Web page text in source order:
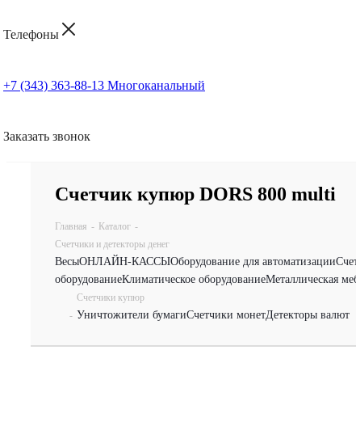
Телефоны
+7 (343) 363-88-13 Многоканальный
Заказать звонок
Счетчик купюр DORS 800 multi
Главная - Каталог -
Счетчики и детекторы денег
ВесыОНЛАЙН-КАССЫОборудование для автоматизации
оборудованиеКлиматическое оборудованиеМеталлическая
-
Счетчики купюр
Уничтожители бумагиСчетчики монетДетекторы валют